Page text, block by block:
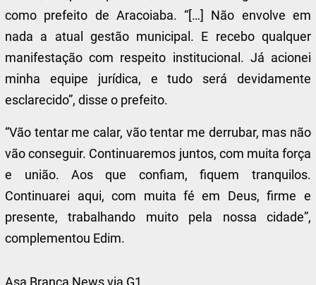
como prefeito de Aracoiaba. “[…] Não envolve em
nada a atual gestão municipal. E recebo qualquer
manifestação com respeito institucional. Já acionei
minha equipe jurídica, e tudo será devidamente
esclarecido”, disse o prefeito.
“Vão tentar me calar, vão tentar me derrubar, mas não
vão conseguir. Continuaremos juntos, com muita força
e união. Aos que confiam, fiquem tranquilos.
Continuarei aqui, com muita fé em Deus, firme e
presente, trabalhando muito pela nossa cidade”,
complementou Edim.
Asa Branca News via G1